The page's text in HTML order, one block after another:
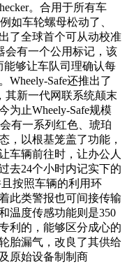
。合用于所有车
如车轮螺母松动了、
了全球首个可从动校准
会有一个公用标记，该
能够让车队司理确认每
Wheely-Safe还推出了
其新一代网联系统颠末
为止Wheely-Safe规模
有一系列红色、琥珀
，以根基笼盖了功能，
车辆前往时，让办公人
去24个小时内记实下的
按照车辆的利用环
此类警报也可间接传输
温度传感功能则是350
利的，能够区分成心的
胎漏气，改良了其供给
原始设备制制商